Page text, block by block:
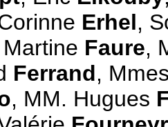
Erhel,
Martine Faure,
Ferrand,
, MM. Hugues